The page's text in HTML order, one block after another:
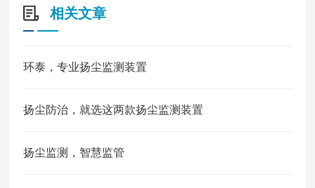
相关文章
环泰，专业扬尘监测装置
扬尘防治，就选这两款扬尘监测装置
扬尘监测，智慧监管